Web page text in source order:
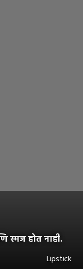
स्मज होत नाही.
Lipstick